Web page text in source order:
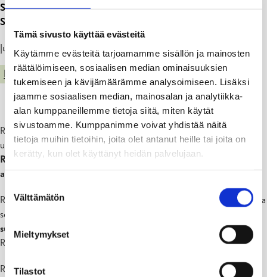
Tämä sivusto käyttää evästeitä
Käytämme evästeitä tarjoamamme sisällön ja mainosten
räätälöimiseen, sosiaalisen median ominaisuuksien
tukemiseen ja kävijämäärämme analysoimiseen. Lisäksi
jaamme sosiaalisen median, mainosalan ja analytiikka-
alan kumppaneillemme tietoja siitä, miten käytät
sivustoamme. Kumppanimme voivat yhdistää näitä
tietoja muihin tietoihin, joita olet antanut heille tai joita on
kerätty, kun olet käyttänyt heidän palvelujaan.
valinta
Välttämätön
Mieltymykset
Tilastot
SILLALLA TAMMISAARESSA ALKAVAT 18.8. ALUE
SULJETAAN YLEISÖLTÄ.
Julkaistu: 24.07.25
KADUT, PUISTOT JA YLEISET ALUEET
Raaseporin kaupunki aloittaa Ramsholmenin ja Högholmenin
ulkoilualueille johtavan Snäcksundin sillan uudistustyöt.
Rakennustyöt käynnistyvät maanantaina 18. elokuuta ja niiden
arvioidaan valmistuvan 30. marraskuuta 2025 mennessä.
Rakennustöiden aikana sillan ympäristössä voi esiintyä vähäistä melua
sekä häiriöitä Hagenin liittymässä ja liikenneväylällä.
suljetaan kokonaan
turvallisuuden varmistamiseksi, ja pääsy
Ramsholmenin ja Högholmenin alueille estetään tilapäisesti.
Raaseporin kaupunki pahoittelee rakennushankkeesta mahdollisesti